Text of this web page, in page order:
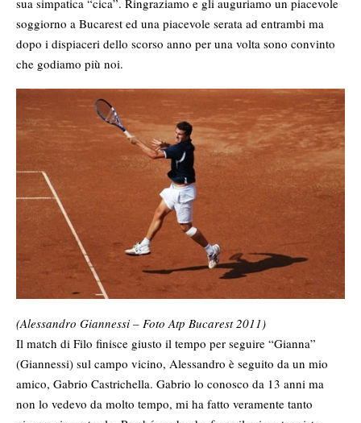
sua simpatica “cica”. Ringraziamo e gli auguriamo un piacevole
soggiorno a Bucarest ed una piacevole serata ad entrambi ma
dopo i dispiaceri dello scorso anno per una volta sono convinto
che godiamo più noi.
(Alessandro Giannessi – Foto Atp Bucarest 2011)
Il match di Filo finisce giusto il tempo per seguire “Gianna”
(Giannessi) sul campo vicino, Alessandro è seguito da un mio
amico, Gabrio Castrichella. Gabrio lo conosco da 13 anni ma
non lo vedevo da molto tempo, mi ha fatto veramente tanto